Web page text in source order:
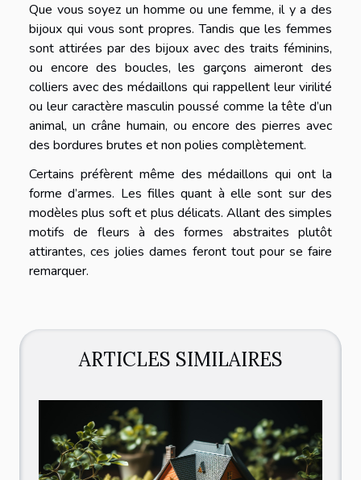
Que vous soyez un homme ou une femme, il y a des
bijoux qui vous sont propres. Tandis que les femmes
sont attirées par des bijoux avec des traits féminins,
ou encore des boucles, les garçons aimeront des
colliers avec des médaillons qui rappellent leur virilité
ou leur caractère masculin poussé comme la tête d’un
animal, un crâne humain, ou encore des pierres avec
des bordures brutes et non polies complètement.
Certains préfèrent même des médaillons qui ont la
forme d’armes. Les filles quant à elle sont sur des
modèles plus soft et plus délicats. Allant des simples
motifs de fleurs à des formes abstraites plutôt
attirantes, ces jolies dames feront tout pour se faire
remarquer.
ARTICLES SIMILAIRES